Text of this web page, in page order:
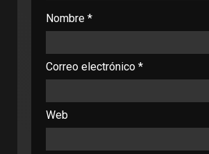
Nombre *
Correo electrónico *
Web